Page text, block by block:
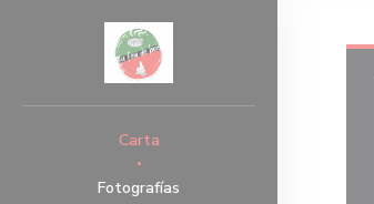
Carta
Fotografías